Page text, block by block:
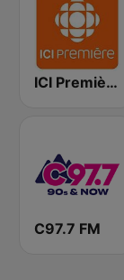
ICI Première Québec
C97.7 FM